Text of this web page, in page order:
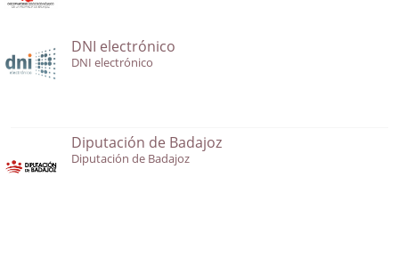
DNI electrónico
DNI electrónico
Diputación de Badajoz
Diputación de Badajoz